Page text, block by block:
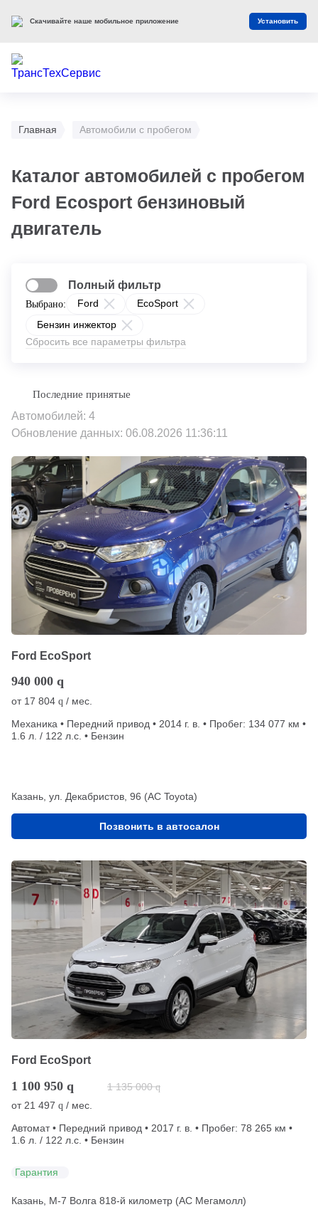
Главная Автомобили с пробегом
Каталог автомобилей с пробегом
Ford Ecosport бензиновый
двигатель
Выбрано: Ford
EcoSport
Бензин инжектор
Сбросить все параметры фильтра
Полный фильтр
Автомобилей: 4
Обновление данных: 06.08.2026 11:36:11
Ford EcoSport
940 000 q
от 17 804 q / мес.
Механика • Передний привод • 2014 г. в. • Пробег: 134 077 км •
1.6 л. / 122 л.с. • Бензин
Казань, ул. Декабристов, 96 (АС Toyota)
Позвонить в автосалон
Ford EcoSport
1 100 950 q 1 135 000 q
от 21 497 q / мес.
Автомат • Передний привод • 2017 г. в. • Пробег: 78 265 км •
1.6 л. / 122 л.с. • Бензин
Гарантия
Казань, М-7 Волга 818-й километр (АС Мегамолл)
Скачивайте наше мобильное приложение Установить